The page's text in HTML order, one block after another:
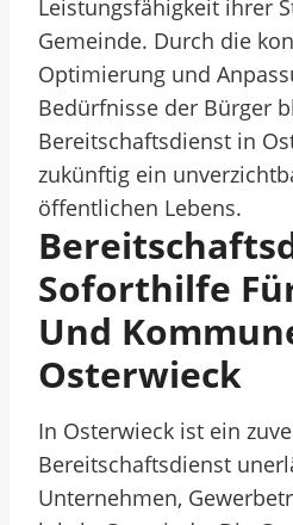
Leistungsfähigkeit ihrer
Gemeinde. Durch die
Optimierung und
Bedürfnisse der Bürger
Bereitschaftsdienst in
zukünftig ein
öffentlichen Lebens.
Soforthilfe
Und
Osterwieck
In Osterwieck ist ein
Bereitschaftsdienst
Unternehmen,